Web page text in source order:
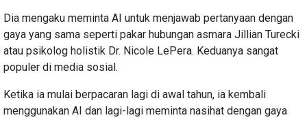
Dia mengaku meminta AI untuk menjawab pertanyaan dengan
gaya yang sama seperti pakar hubungan asmara Jillian Turecki
atau psikolog holistik Dr. Nicole LePera. Keduanya sangat
populer di media sosial.
Ketika ia mulai berpacaran lagi di awal tahun, ia kembali
menggunakan AI dan lagi-lagi meminta nasihat dengan gaya